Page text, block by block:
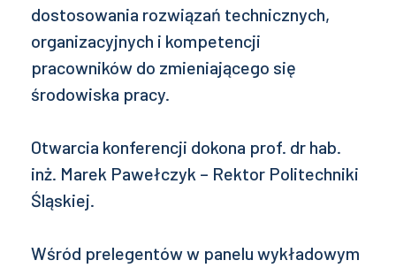
dostosowania rozwiązań technicznych,
organizacyjnych i kompetencji
pracowników do zmieniającego się
środowiska pracy.
Otwarcia konferencji dokona prof. dr hab.
inż. Marek Pawełczyk – Rektor Politechniki
Śląskiej.
Wśród prelegentów w panelu wykładowym